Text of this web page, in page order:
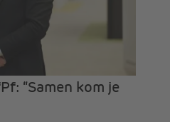
“Samen kom je